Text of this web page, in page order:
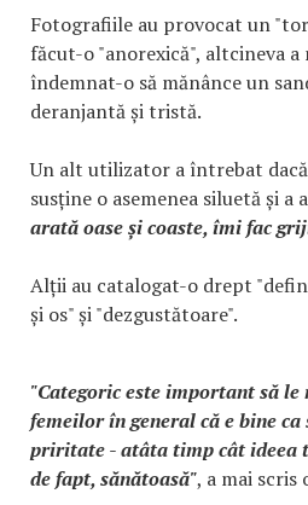
Fotografiile au provocat un
făcut-o "anorexică", altcineva
îndemnat-o să mănânce un
deranjantă și tristă.
Un alt utilizator a întrebat
susține o asemenea siluetă și a
arată oase și coaste, îmi fac
Alții au catalogat-o drept
și os" și "dezgustătoare".
"Categoric este important să
femeilor în general că e bine ca
priritate - atâta timp cât ideea
de fapt, sănătoasă", a mai scris